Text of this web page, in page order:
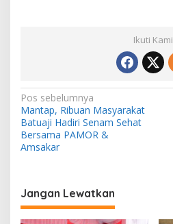
Ikuti Kami
N
a
v
i
a
s
Pos sebelumnya
Mantap, Ribuan Masyarakat
Batuaji Hadiri Senam Sehat
Bersama PAMOR &
Amsakar
Jangan Lewatkan